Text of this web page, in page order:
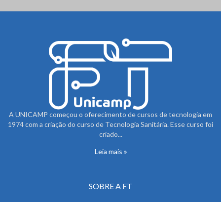
A UNICAMP começou o oferecimento de cursos de tecnologia em
1974 com a criação do curso de Tecnologia Sanitária. Esse curso foi
criado...
Leia mais
SOBRE A FT